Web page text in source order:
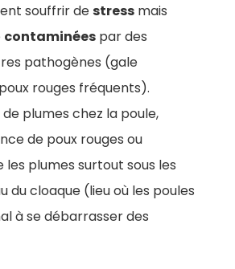
souffrir destress mais
contaminées par des
pathogènes (gale
rouges fréquents).
plumes chez la poule,
de poux rouges ou
plumes surtout sous les
du cloaque (lieu où les poules
à se débarrasser des